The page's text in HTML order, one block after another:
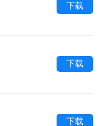
下载
下载
下载